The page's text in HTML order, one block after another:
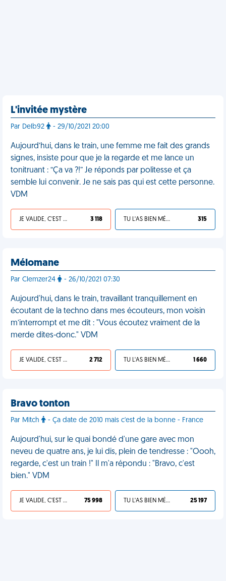
L'invitée mystère
Par Delb92 - 29/10/2021 20:00
Aujourd’hui, dans le train, une femme me fait des grands
signes, insiste pour que je la regarde et me lance un
tonitruant : “Ça va ?!” Je réponds par politesse et ça
semble lui convenir. Je ne sais pas qui est cette personne.
VDM
JE VALIDE, C'EST UNE VDM 3 118 TU L'AS BIEN MÉRITÉ 315
Mélomane
Par Clemzer24 - 26/10/2021 07:30
Aujourd'hui, dans le train, travaillant tranquillement en
écoutant de la techno dans mes écouteurs, mon voisin
m’interrompt et me dit : "Vous écoutez vraiment de la
merde dites-donc." VDM
JE VALIDE, C'EST UNE VDM 2 712 TU L'AS BIEN MÉRITÉ 1 660
Bravo tonton
Par Mitch - Ça date de 2010 mais c'est de la bonne - France
Aujourd'hui, sur le quai bondé d'une gare avec mon
neveu de quatre ans, je lui dis, plein de tendresse : "Oooh,
regarde, c'est un train !" Il m'a répondu : "Bravo, c'est
bien." VDM
JE VALIDE, C'EST UNE VDM 75 998 TU L'AS BIEN MÉRITÉ 25 197